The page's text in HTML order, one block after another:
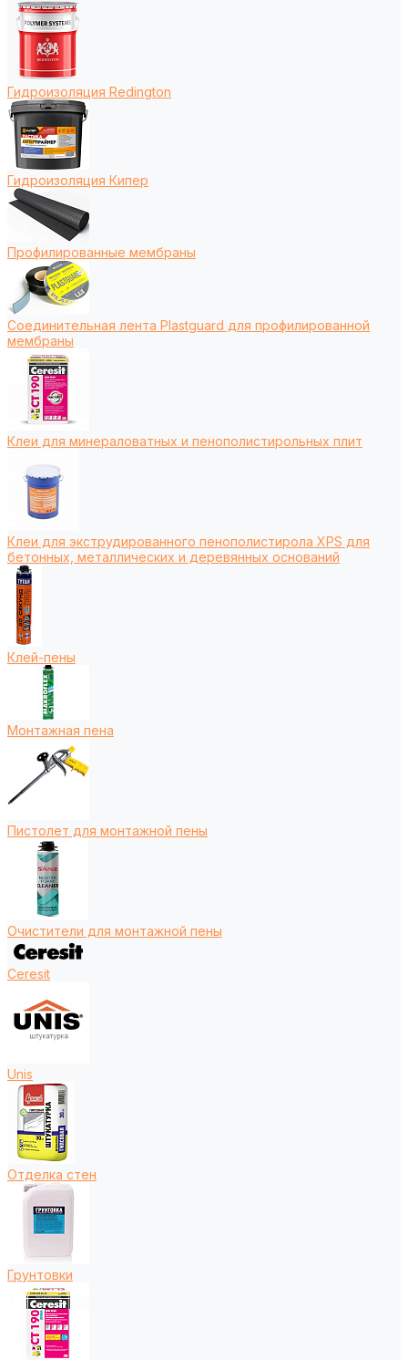
Гидроизоляция Redington
Гидроизоляция Кипер
Профилированные мембраны
Соединительная лента Plastguard для профилированной
мембраны
Клеи для минераловатных и пенополистирольных плит
Клеи для экструдированного пенополистирола XPS для
бетонных, металлических и деревянных оснований
Клей-пены
Монтажная пена
Пистолет для монтажной пены
Очистители для монтажной пены
Ceresit
Unis
Отделка стен
Грунтовки